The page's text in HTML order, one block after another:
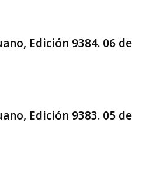
Edición 9384. 06 de
Edición 9383. 05 de